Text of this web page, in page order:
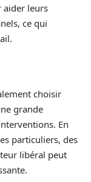
aider leurs
ce qui
choisir
grande
En
particuliers, des
libéral peut